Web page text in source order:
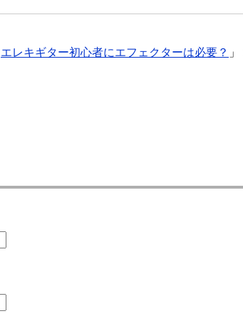
エレキギター初心者にエフェクターは必要？ 」